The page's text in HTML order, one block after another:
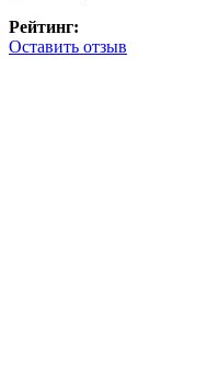
Рейтинг:
Оставить отзыв